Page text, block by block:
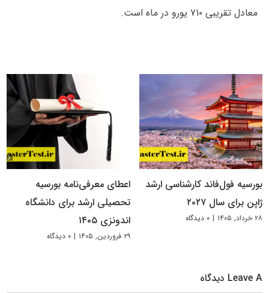
معادل تقریبی ۷۱۰ یورو در ماه است.
بورسیه فول‌فاند کارشناسی ارشد
ژاپن برای سال ۲۰۲۷
۲۸ خرداد, ۱۴۰۵ | ۰ دیدگاه
اعطای معرفی‌نامه بورسیه
تحصیلی ارشد برای دانشگاه
اندونزی ۱۴۰۵
۲۹ فروردین, ۱۴۰۵ | ۰ دیدگاه
Leave A دیدگاه